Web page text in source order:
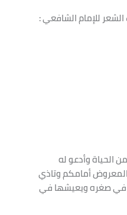
للإمام الشافعي :
الحياة وأدعو له
المعروض أمامكم وتاذي
في صغره ويعيشها في